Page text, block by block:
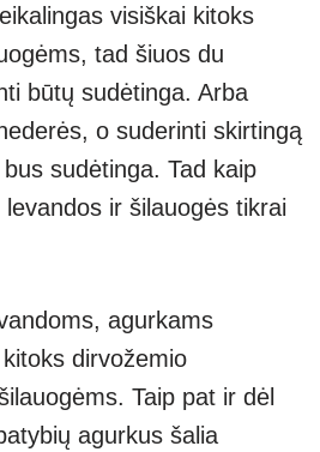
visiškai kitoks
tad šiuos du
būtų sudėtinga. Arba
o suderinti skirtingą
sudėtinga. Tad kaip
levandos ir šilauogės tikrai
agurkams
dirvožemio
Taip pat ir dėl
agurkus šalia